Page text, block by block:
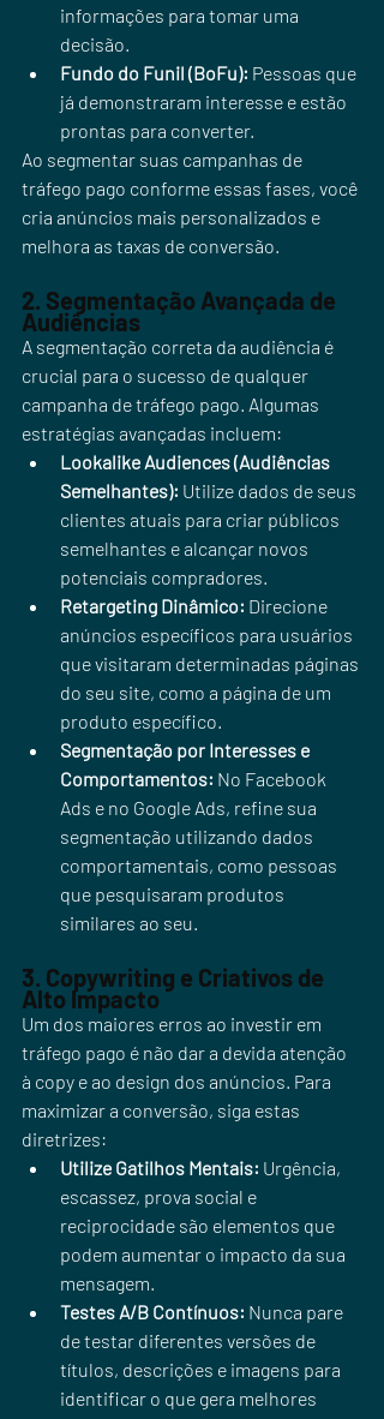
informações para tomar uma
decisão.
Fundo do Funil (BoFu): Pessoas que
já demonstraram interesse e estão
prontas para converter.
Ao segmentar suas campanhas de
tráfego pago conforme essas fases, você
cria anúncios mais personalizados e
melhora as taxas de conversão.
2. Segmentação Avançada de
Audiências
A segmentação correta da audiência é
crucial para o sucesso de qualquer
campanha de tráfego pago. Algumas
estratégias avançadas incluem:
Lookalike Audiences (Audiências
Semelhantes): Utilize dados de seus
clientes atuais para criar públicos
semelhantes e alcançar novos
potenciais compradores.
Retargeting Dinâmico: Direcione
anúncios específicos para usuários
que visitaram determinadas páginas
do seu site, como a página de um
produto específico.
Segmentação por Interesses e
Comportamentos: No Facebook
Ads e no Google Ads, refine sua
segmentação utilizando dados
comportamentais, como pessoas
que pesquisaram produtos
similares ao seu.
3. Copywriting e Criativos de
Alto Impacto
Um dos maiores erros ao investir em
tráfego pago é não dar a devida atenção
à copy e ao design dos anúncios. Para
maximizar a conversão, siga estas
diretrizes:
Utilize Gatilhos Mentais: Urgência,
escassez, prova social e
reciprocidade são elementos que
podem aumentar o impacto da sua
mensagem.
Testes A/B Contínuos: Nunca pare
de testar diferentes versões de
títulos, descrições e imagens para
identificar o que gera melhores